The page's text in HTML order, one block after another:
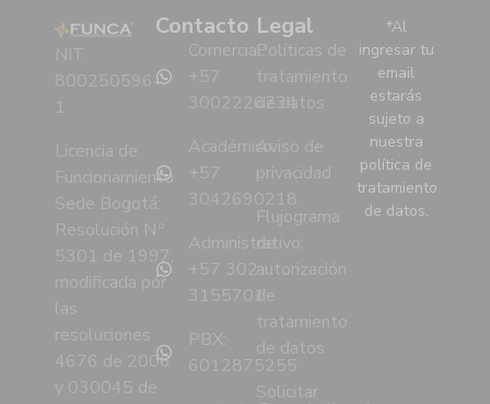
NIT.
800250596-
1
Licencia de
Funcionamiento
Sede Bogotá:
Resolución N.º
5301 de 1997,
modificada por
las
resoluciones
4676 de 2006
y 030045 de
Contacto
Comercial:
+57
3002226734
Académico:
+57
3042690218
Administrativo:
+57 302
3155701
PBX:
6012875255
Legal
Políticas de
tratamiento
de datos
Aviso de
privacidad
Flujograma
de
autorización
de
tratamiento
de datos
Solicitar
*Al
ingresar tu
email
estarás
sujeto a
nuestra
política de
tratamiento
de datos.